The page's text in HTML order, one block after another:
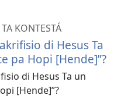
KONTESTÁ
di Hesus Ta
pa Hopi [Hende]”?
di Hesus Ta un
[Hende]”?